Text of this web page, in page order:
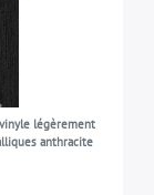
légèrement
anthracite